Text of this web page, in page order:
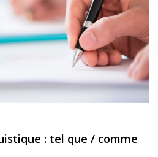
: tel que / comme